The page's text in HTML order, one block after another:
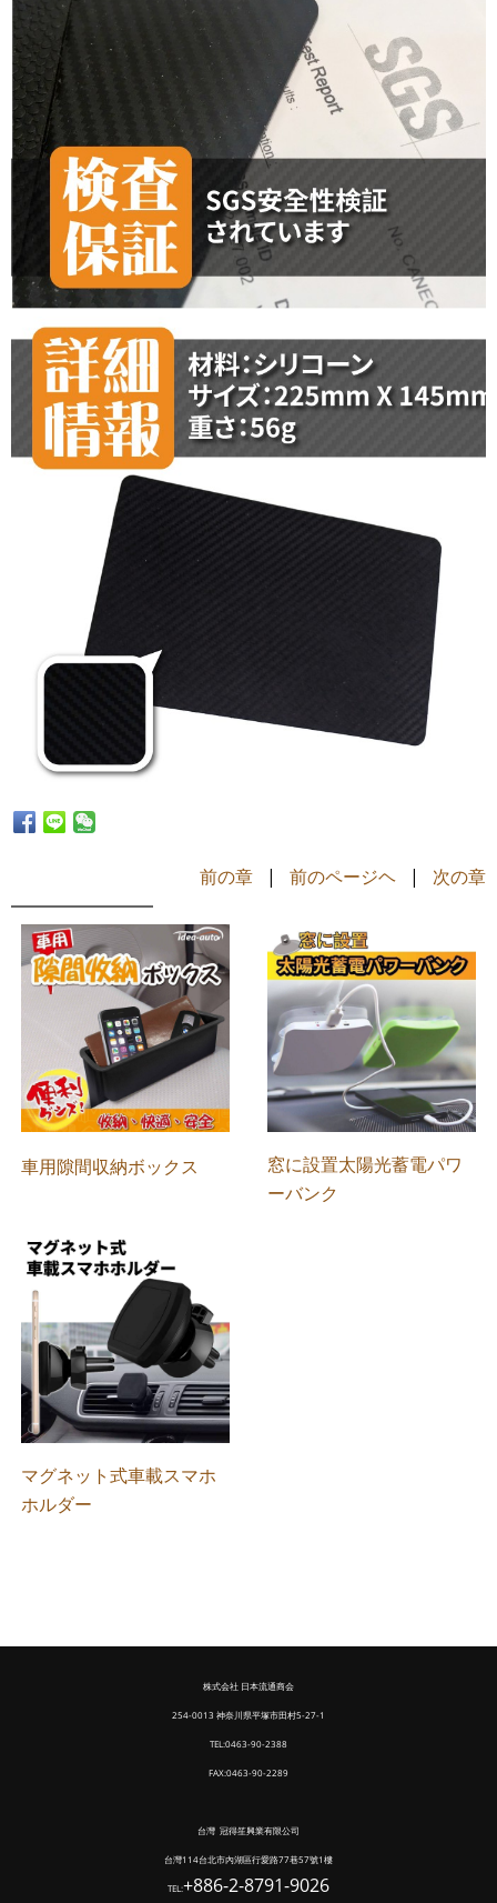
前の章 | 前のページヘ | 次の章
車用隙間収納ボックス
窓に設置太陽光蓄電パワ
ーバンク
マグネット式車載スマホ
ホルダー
株式会社 日本流通商会
254-0013 神奈川県平塚市田村5-27-1
TEL:0463-90-2388
FAX:0463-90-2289
台灣 冠得笙興業有限公司
台灣114台北市內湖區行愛路77巷57號1樓
TEL:+886-2-8791-9026